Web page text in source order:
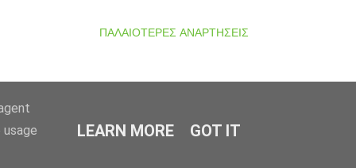
ΠΑΛΑΙΌΤΕΡΕΣ ΑΝΑΡΤΉΣΕΙΣ
LEARN MORE GOT IT